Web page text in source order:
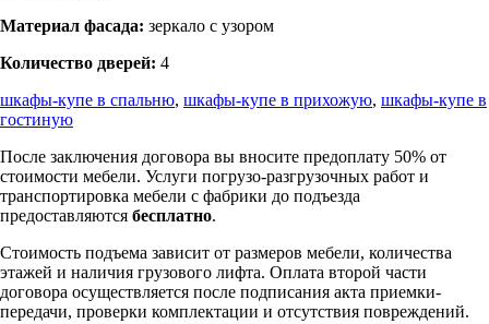
Материал фасада: зеркало с узором
Количество дверей: 4
шкафы-купе в спальню, шкафы-купе в прихожую, шкафы-купе в
гостиную
После заключения договора вы вносите предоплату 50% от
стоимости мебели. Услуги погрузо-разгрузочных работ и
транспортировка мебели с фабрики до подъезда
предоставляются бесплатно.
Стоимость подъема зависит от размеров мебели, количества
этажей и наличия грузового лифта. Оплата второй части
договора осуществляется после подписания акта приемки-
передачи, проверки комплектации и отсутствия повреждений.